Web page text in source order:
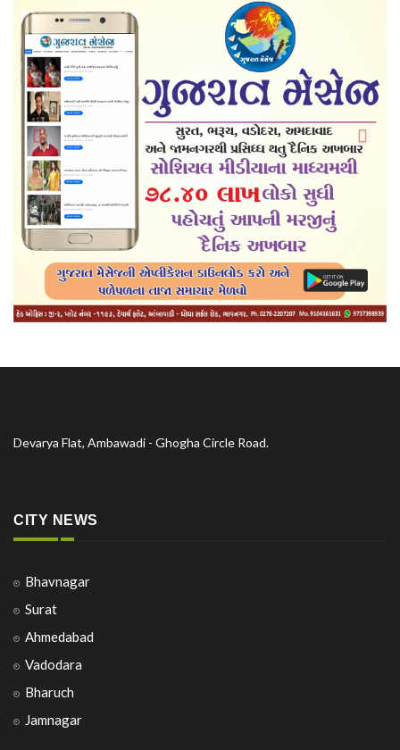
Devarya Flat, Ambawadi - Ghogha Circle Road.
CITY NEWS
Bhavnagar
Surat
Ahmedabad
Vadodara
Bharuch
Jamnagar